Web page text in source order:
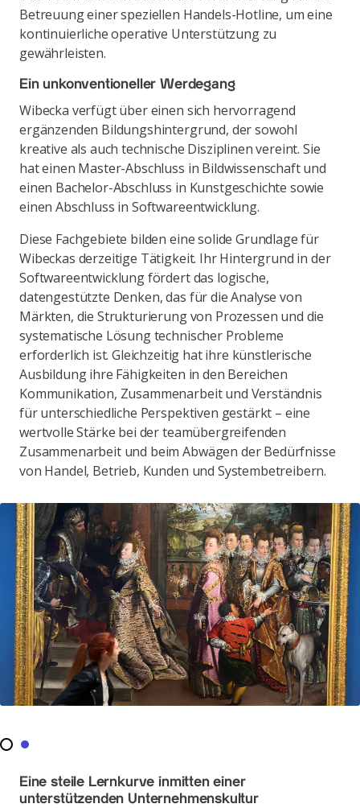
Betreuung einer speziellen Handels-Hotline, um eine
kontinuierliche operative Unterstützung zu
gewährleisten.
Ein unkonventioneller Werdegang
Wibecka verfügt über einen sich hervorragend
ergänzenden Bildungshintergrund, der sowohl
kreative als auch technische Disziplinen vereint. Sie
hat einen Master-Abschluss in Bildwissenschaft und
einen Bachelor-Abschluss in Kunstgeschichte sowie
einen Abschluss in Softwareentwicklung.
Diese Fachgebiete bilden eine solide Grundlage für
Wibeckas derzeitige Tätigkeit. Ihr Hintergrund in der
Softwareentwicklung fördert das logische,
datengestützte Denken, das für die Analyse von
Märkten, die Strukturierung von Prozessen und die
systematische Lösung technischer Probleme
erforderlich ist. Gleichzeitig hat ihre künstlerische
Ausbildung ihre Fähigkeiten in den Bereichen
Kommunikation, Zusammenarbeit und Verständnis
für unterschiedliche Perspektiven gestärkt – eine
wertvolle Stärke bei der teamübergreifenden
Zusammenarbeit und beim Abwägen der Bedürfnisse
von Handel, Betrieb, Kunden und Systembetreibern.
Eine steile Lernkurve inmitten einer
unterstützenden Unternehmenskultur